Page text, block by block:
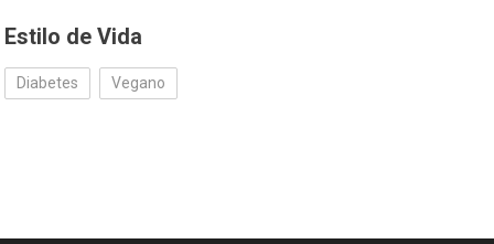
Estilo de Vida
Diabetes Vegano